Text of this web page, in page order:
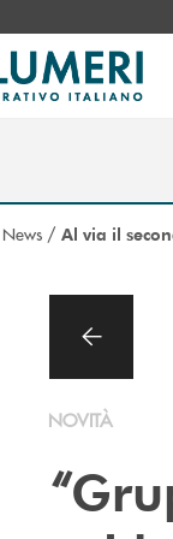
News / Al via il
NOVITÀ
“